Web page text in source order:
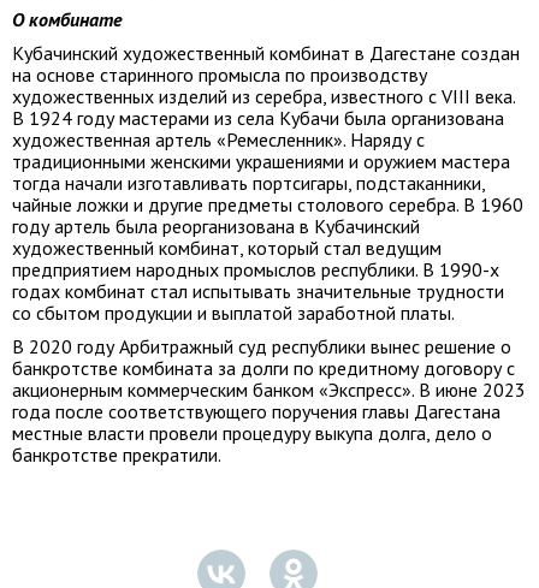
О комбинате
Кубачинский художественный комбинат в Дагестане создан
на основе старинного промысла по производству
художественных изделий из серебра, известного с VIII века.
В 1924 году мастерами из села Кубачи была организована
художественная артель «Ремесленник». Наряду с
традиционными женскими украшениями и оружием мастера
тогда начали изготавливать портсигары, подстаканники,
чайные ложки и другие предметы столового серебра. В 1960
году артель была реорганизована в Кубачинский
художественный комбинат, который стал ведущим
предприятием народных промыслов республики. В 1990-х
годах комбинат стал испытывать значительные трудности
со сбытом продукции и выплатой заработной платы.
В 2020 году Арбитражный суд республики вынес решение о
банкротстве комбината за долги по кредитному договору с
акционерным коммерческим банком «Экспресс». В июне 2023
года после соответствующего поручения главы Дагестана
местные власти провели процедуру выкупа долга, дело о
банкротстве прекратили.